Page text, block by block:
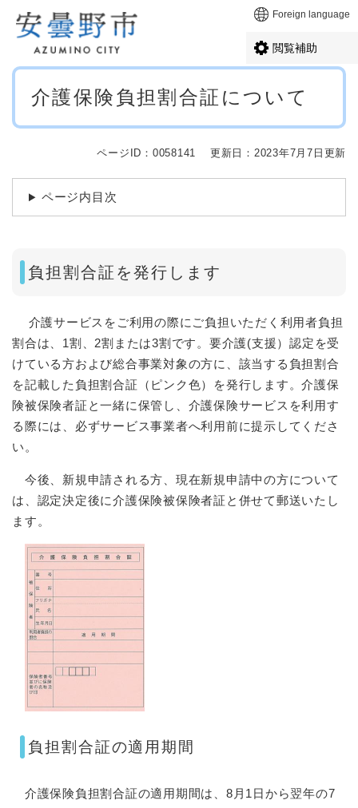
メニューを飛ばして本文へ Foreign language
閲覧補助
本
介護保険負担割合証について
ページID：0058141 更新日：2023年7月7日更新
ページ内目次
負担割合証を発行します
介護サービスをご利用の際にご負担いただく利用者負担
割合は、1割、2割または3割です。要介護(支援）認定を受
けている方および総合事業対象の方に、該当する負担割合
を記載した負担割合証（ピンク色）を発行します。介護保
険被保険者証と一緒に保管し、介護保険サービスを利用す
る際には、必ずサービス事業者へ利用前に提示してくださ
い。
今後、新規申請される方、現在新規申請中の方について
は、認定決定後に介護保険被保険者証と併せて郵送いたし
ます。
負担割合証の適用期間
介護保険負担割合証の適用期間は、8月1日から翌年の7